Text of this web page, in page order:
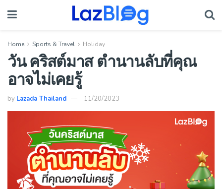
Home Sports & Travel Holiday
วัน คริสต์มาส ตำนานลับที่คุณ
อาจไม่เคยรู้
by Lazada Thailand 11/20/2023